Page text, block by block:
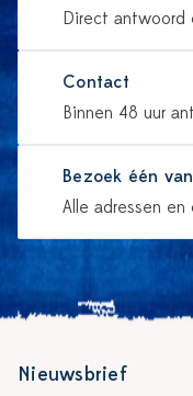
Direct antwoord
Contact
Binnen 48 uur
Bezoek één
Alle adressen
Nieuwsbrief